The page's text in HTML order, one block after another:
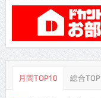
月間TOP10 総合